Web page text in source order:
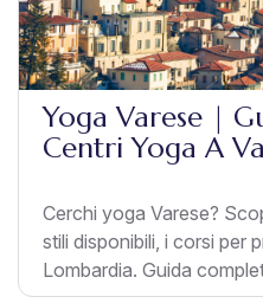
Yoga Varese |
Centri Yoga A
Cerchi yoga Varese?
stili disponibili, i corsi per
Lombardia. Guida